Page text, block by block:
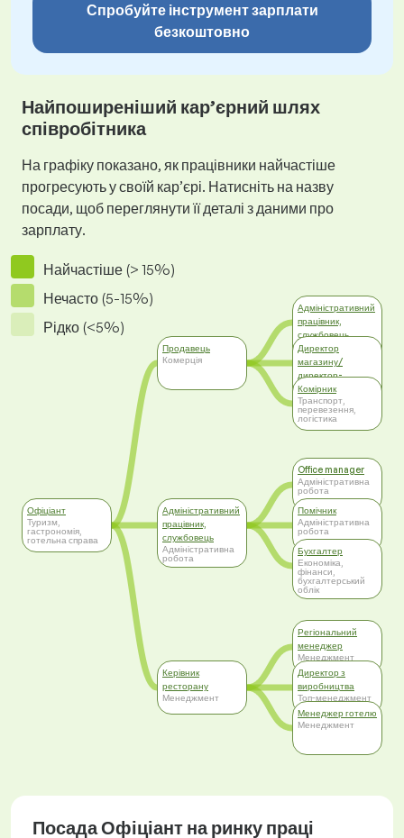
Спробуйте інструмент зарплати
безкоштовно
Найпоширеніший кар’єрний шлях
співробітника
На графіку показано, як працівники найчастіше
прогресують у своїй кар’єрі. Натисніть на назву
посади, щоб переглянути її деталі з даними про
зарплату.
Найчастіше (> 15%)
Нечасто (5-15%)
Рідко (<5%)
Офіціант
Туризм,
гастрономія,
готельна справа
Продавець
Комерція
Адміністративний
працівник,
службовець
Адміністративна
робота
Керівник
ресторану
Менеджмент
Адміністративний
працівник,
службовець
Адміністративна
робота
Директор
магазину/
директор-
розпорядник
Комерція
Комірник
Транспорт,
перевезення,
логістика
Office manager
Адміністративна
робота
Помічник
Адміністративна
робота
Бухгалтер
Економіка,
фінанси,
бухгалтерський
облік
Регіональний
менеджер
Менеджмент
Директор з
виробництва
Топ-менеджмент
Менеджер готелю
Менеджмент
Посада Офіціант на ринку праці